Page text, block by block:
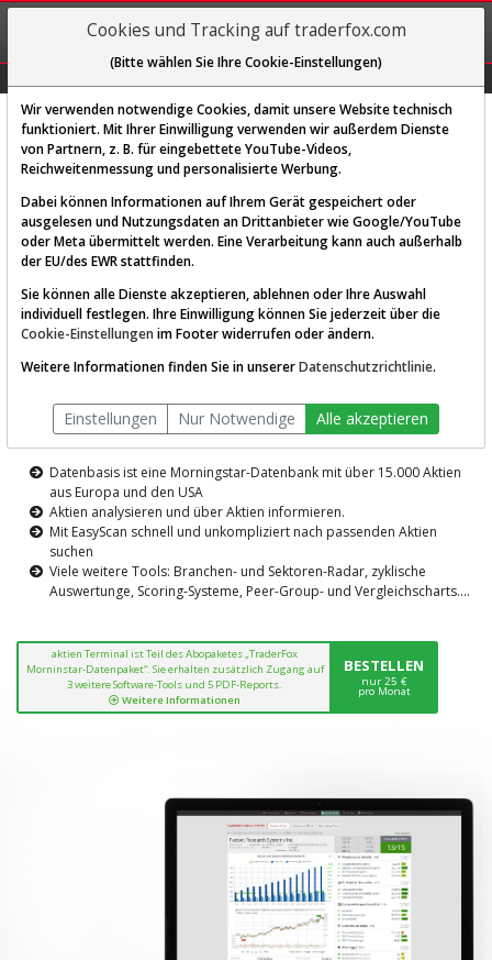
REGIS-
TRIEREN
Diese Funktion ist nur für
AKTIEN-TERMINAL
Die Aktienanalyse-Plattform von
TraderFox
Datenbasis ist eine Morningstar-Datenbank mit über 15.000 Aktien
aus Europa und den USA
Aktien analysieren und über Aktien informieren.
Mit EasyScan schnell und unkompliziert nach passenden Aktien
suchen
Viele weitere Tools: Branchen- und Sektoren-Radar, zyklische
Auswertunge, Scoring-Systeme, Peer-Group- und Vergleichscharts....
aktien Terminal ist Teil des Abopaketes „TraderFox
Morninstar-Datenpaket“. Sie erhalten zusätzlich Zugang auf
3 weitere Software-Tools und 5 PDF-Reports.
Weitere Informationen
BESTELLEN
nur 25 €
pro Monat
Cookies und Tracking auf traderfox.com
(Bitte wählen Sie Ihre Cookie-Einstellungen)
Wir verwenden notwendige Cookies, damit unsere Website technisch
funktioniert. Mit Ihrer Einwilligung verwenden wir außerdem Dienste
von Partnern, z. B. für eingebettete YouTube-Videos,
Reichweitenmessung und personalisierte Werbung.
Dabei können Informationen auf Ihrem Gerät gespeichert oder
ausgelesen und Nutzungsdaten an Drittanbieter wie Google/YouTube
oder Meta übermittelt werden. Eine Verarbeitung kann auch außerhalb
der EU/des EWR stattfinden.
Sie können alle Dienste akzeptieren, ablehnen oder Ihre Auswahl
individuell festlegen. Ihre Einwilligung können Sie jederzeit über die
Cookie-Einstellungen im Footer widerrufen oder ändern.
Weitere Informationen finden Sie in unsererDatenschutzrichtlinie.
Einstellungen Nur Notwendige Alle akzeptieren